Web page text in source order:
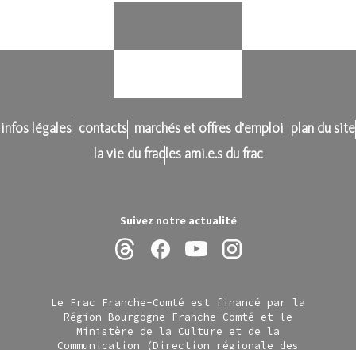
Suivez notre actualité
infos légales contacts marchés et offres d'emploi
plan du site
la vie du frac les ami.e.s du frac
Le Frac Franche-Comté est financé par la
Région Bourgogne-Franche-Comté et le
Ministère de la Culture et de la
Communication (Direction régionale des